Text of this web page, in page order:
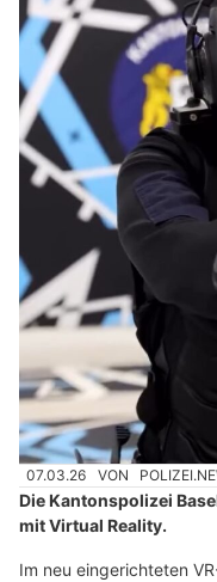
07.03.26 VON
Die Kantonspolizei
mit Virtual Reality.
Im neu eingerichteten